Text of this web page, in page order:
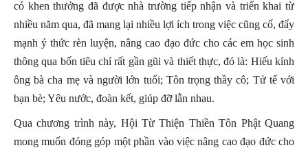
có khen thưởng đã được nhà trường tiếp nhận và triển khai từ
nhiều năm qua, đã mang lại nhiều lợi ích trong việc cũng cố, đẩy
mạnh ý thức rèn luyện, nâng cao đạo đức cho các em học sinh
thông qua bốn tiêu chí rất gần gũi và thiết thực, đó là: Hiếu kính
ông bà cha mẹ và người lớn tuổi; Tôn trọng thầy cô; Tử tế với
bạn bè; Yêu nước, đoàn kết, giúp đỡ lẫn nhau.
Qua chương trình này, Hội Từ Thiện Thiền Tôn Phật Quang
mong muốn đóng góp một phần vào việc nâng cao đạo đức cho